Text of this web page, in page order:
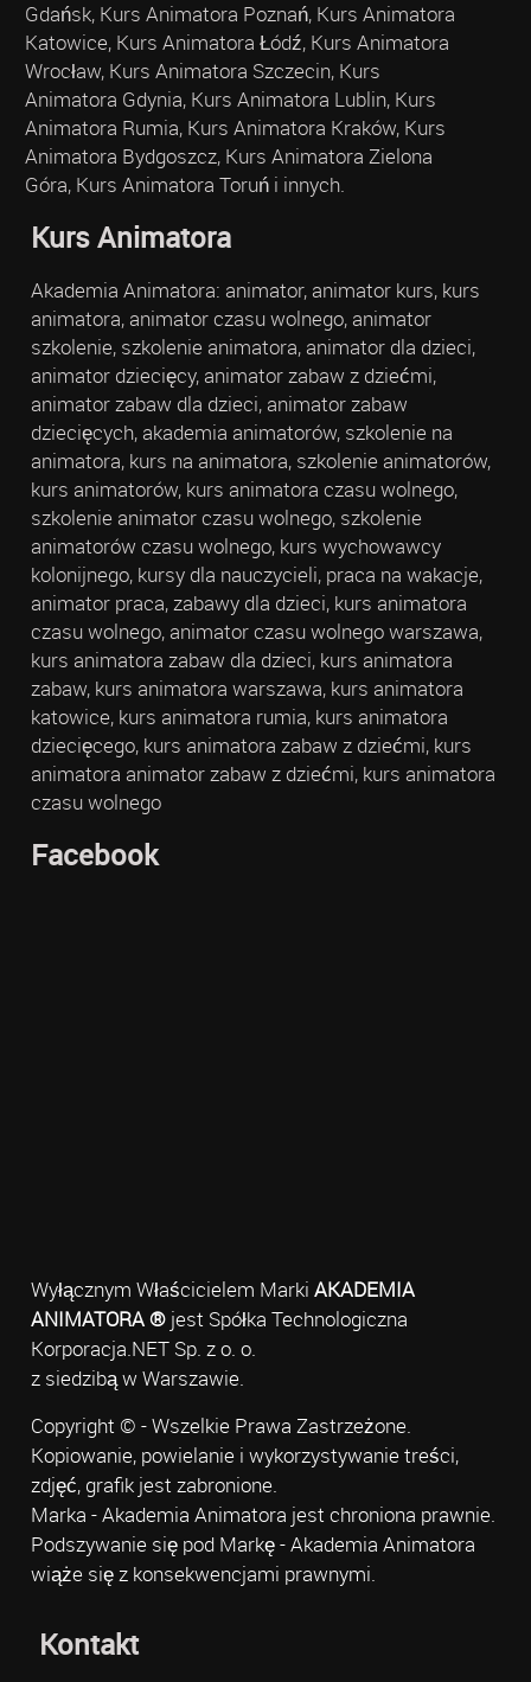
Gdańsk, Kurs Animatora Poznań, Kurs Animatora
Katowice, Kurs Animatora Łódź, Kurs Animatora
Wrocław, Kurs Animatora Szczecin, Kurs
Animatora Gdynia, Kurs Animatora Lublin, Kurs
Animatora Rumia, Kurs Animatora Kraków, Kurs
Animatora Bydgoszcz, Kurs Animatora Zielona
Góra, Kurs Animatora Toruń i innych.
Kurs Animatora
Akademia Animatora: animator, animator kurs, kurs
animatora, animator czasu wolnego, animator
szkolenie, szkolenie animatora, animator dla dzieci,
animator dziecięcy, animator zabaw z dziećmi,
animator zabaw dla dzieci, animator zabaw
dziecięcych, akademia animatorów, szkolenie na
animatora, kurs na animatora, szkolenie animatorów,
kurs animatorów, kurs animatora czasu wolnego,
szkolenie animator czasu wolnego, szkolenie
animatorów czasu wolnego, kurs wychowawcy
kolonijnego, kursy dla nauczycieli, praca na wakacje,
animator praca, zabawy dla dzieci, kurs animatora
czasu wolnego, animator czasu wolnego warszawa,
kurs animatora zabaw dla dzieci, kurs animatora
zabaw, kurs animatora warszawa, kurs animatora
katowice, kurs animatora rumia, kurs animatora
dziecięcego, kurs animatora zabaw z dziećmi, kurs
animatora animator zabaw z dziećmi, kurs animatora
czasu wolnego
Facebook
Wyłącznym Właścicielem Marki AKADEMIA
ANIMATORA ®jest Spółka Technologiczna
Korporacja.NET Sp. z o. o.
z siedzibą w Warszawie.
Copyright © - Wszelkie Prawa Zastrzeżone.
Kopiowanie, powielanie i wykorzystywanie treści,
zdjęć, grafik jest zabronione.
Marka - Akademia Animatora jest chroniona prawnie.
Podszywanie się pod Markę - Akademia Animatora
wiąże się z konsekwencjami prawnymi.
Kontakt